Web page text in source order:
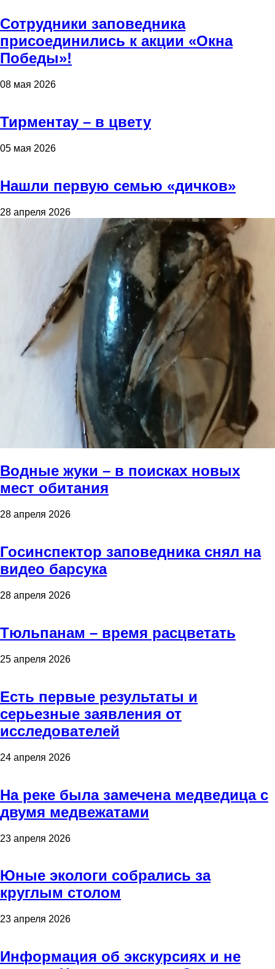
Сотрудники заповедника
присоединились к акции «Окна
Победы»!
08 мая 2026
Тирментау – в цвету
05 мая 2026
Нашли первую семью «дичков»
28 апреля 2026
Водные жуки – в поисках новых
мест обитания
28 апреля 2026
Госинспектор заповедника снял на
видео барсука
28 апреля 2026
Тюльпанам – время расцветать
25 апреля 2026
Есть первые результаты и
серьезные заявления от
исследователей
24 апреля 2026
На реке была замечена медведица с
двумя медвежатами
23 апреля 2026
Юные экологи собрались за
круглым столом
23 апреля 2026
Информация об экскурсиях и не